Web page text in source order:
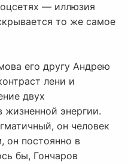
— иллюзия
то же самое
его другу Андрею
лени и
двух
жизненной энергии.
он человек
он постоянно в
бы, Гончаров